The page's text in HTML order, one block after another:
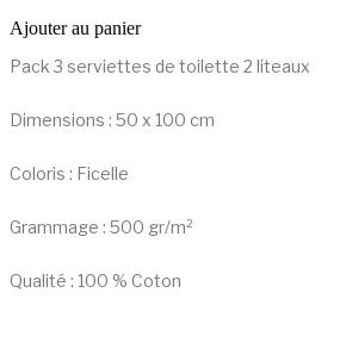
Ajouter au panier
Pack 3 serviettes de toilette 2 liteaux
Dimensions : 50 x 100 cm
Coloris : Ficelle
Grammage : 500 gr/m²
Qualité : 100 % Coton